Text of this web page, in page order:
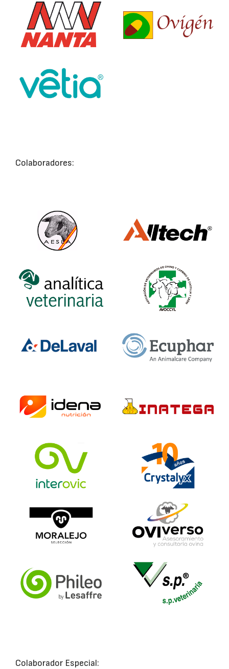
Colaboradores:
Colaborador Especial: